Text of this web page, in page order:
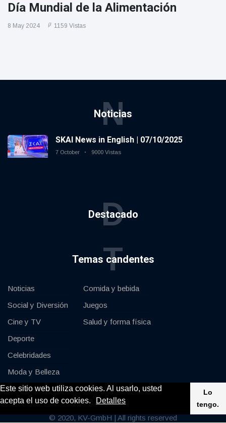
Este sitio web utiliza cookies. Al usarlo, usted
acepta el uso de cookies.
Detalles
Lo
tengo.
Día Mundial de la Alimentación
8 May 2024 1159 Vistas
Noticias
N
SKAI News in English | 07/10/2025
7 October 9000 Vistas
Destacado
D
Temas candentes
T
Noticias
Social y Diversión
Cine y TV
Deporte
Celebridades
Moda y Belleza
Coches y Motor
Comida y bebida
Juegos
Salud y forma física
© 2020, KV-GmbH | All rights reserved